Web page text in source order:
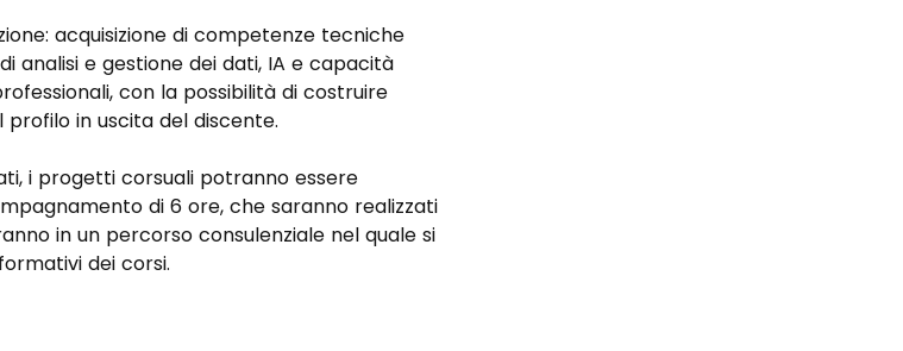
acquisizione di competenze tecniche
analisi e gestione dei dati, IA e capacità
con la possibilità di costruire
in uscita del discente.
i progetti corsuali potranno essere
di 6 ore, che saranno realizzati
in un percorso consulenziale nel quale si
dei corsi.